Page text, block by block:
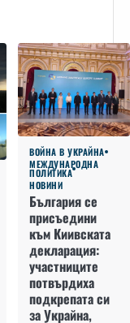
ВОЙНА В УКРАЙНА
МЕЖДУНАРОДНА
ПОЛИТИКА
НОВИНИ
България се
присъедини
към Киивската
декларация:
участниците
потвърдиха
подкрепата си
за Украйна,